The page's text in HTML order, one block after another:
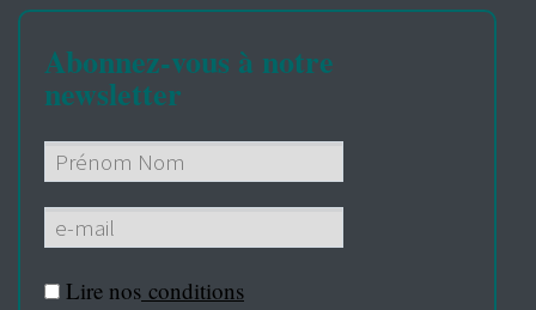
Abonnez-vous à notre
newsletter
Lire nos conditions